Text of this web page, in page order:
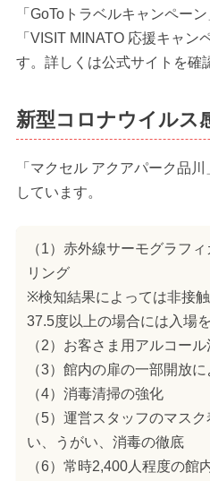
「GoToトラベルキャンペー
「VISIT MINATO 応援キャン
す。詳しくは公式サイトを確
新型コロナウイルス
「マクセル アクアパーク品
しています。
（1）赤外線サーモグラフ
リング
※検知結果によっては非接
37.5度以上の場合には入場
（2）お客さま用アルコー
（3）館内の扉の一部開放
（4）消毒清掃の強化
（5）運営スタッフのマス
い、うがい、消毒の徹底
（6）常時2,400人程度の館